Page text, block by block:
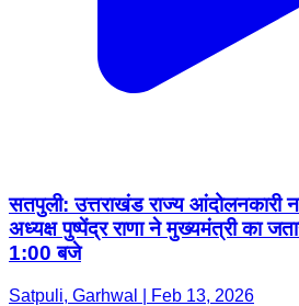
सतपुली: उत्तराखंड राज्य आंदोलनकारी
अध्यक्ष पुष्पेंद्र राणा ने मुख्यमंत्री का
1:00 बजे
Satpuli, Garhwal | Feb 13, 2026